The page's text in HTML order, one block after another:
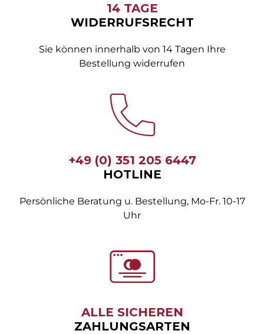
14 TAGE
WIDERRUFSRECHT
Sie können innerhalb von 14 Tagen Ihre
Bestellung widerrufen
+49 (0) 351 205 6447
HOTLINE
Persönliche Beratung u. Bestellung, Mo-Fr. 10-17
Uhr
ALLE SICHEREN
ZAHLUNGSARTEN